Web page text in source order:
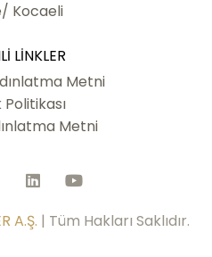
Kocaeli
LINKLER
Metni
Politikası
Metni
A.Ş. | Tüm Hakları Saklıdır.